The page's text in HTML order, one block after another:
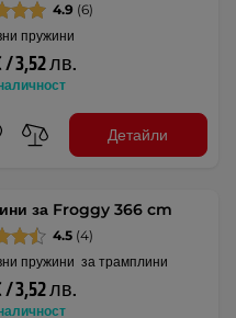
4.9 (6)
пружини
/ 3,52 лв.
Детайли
за Froggy 366 cm
4.5 (4)
пружини за трамплини
/ 3,52 лв.